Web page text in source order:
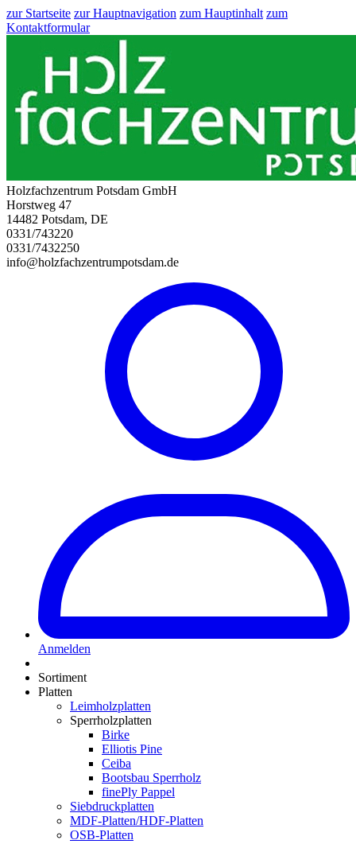
zur Startseite zur Hauptnavigation zum Hauptinhalt zum
Kontaktformular
Holzfachzentrum Potsdam GmbH
Horstweg 47
14482 Potsdam, DE
0331/743220
0331/7432250
info@holzfachzentrumpotsdam.de
Anmelden
Sortiment
Platten
Leimholzplatten
Sperrholzplatten
Birke
Elliotis Pine
Ceiba
Bootsbau Sperrholz
finePly Pappel
Siebdruckplatten
MDF-Platten/HDF-Platten
OSB-Platten